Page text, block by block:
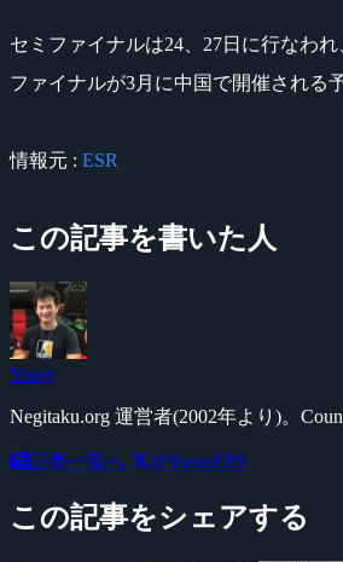
セミファイナルは24、27日に行なわれ
ファイナルが3月に中国で開催される
情報元 : ESR
この記事を書いた人
Yossy
Negitaku.org 運営者(2002年より)。
記事一覧へ @YossyFPS
この記事をシェアする